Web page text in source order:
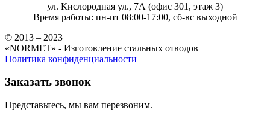
ул. Кислородная ул., 7А (офис 301, этаж 3)
Время работы: пн-пт 08:00-17:00, сб-вс выходной
© 2013 – 2023
«NORMET» - Изготовление стальных отводов
Политика конфиденциальности
Заказать звонок
Представьтесь, мы вам перезвоним.